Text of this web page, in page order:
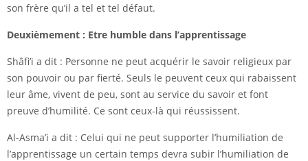
son frère qu’il a tel et tel défaut.
Deuxièmement : Etre humble dans l’apprentissage
Shâfi’i a dit : Personne ne peut acquérir le savoir religieux par
son pouvoir ou par fierté. Seuls le peuvent ceux qui rabaissent
leur âme, vivent de peu, sont au service du savoir et font
preuve d’humilité. Ce sont ceux-là qui réussissent.
Al-Asma’i a dit : Celui qui ne peut supporter l’humiliation de
l’apprentissage un certain temps devra subir l’humiliation de